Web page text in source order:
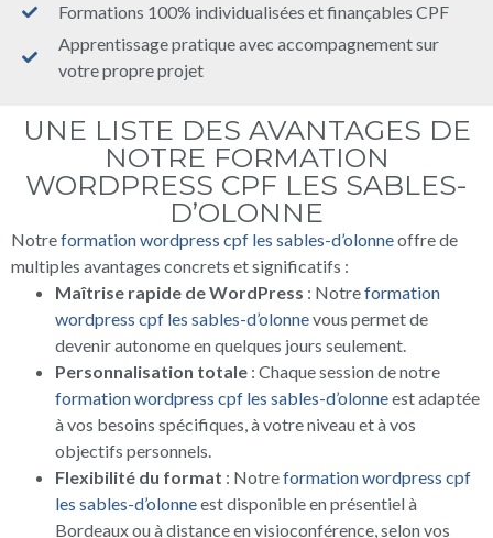
Formations 100% individualisées et finançables CPF
Apprentissage pratique avec accompagnement sur
votre propre projet
UNE LISTE DES AVANTAGES DE
NOTRE FORMATION
WORDPRESS CPF LES SABLES-
D’OLONNE
Notreformation wordpress cpf les sables-d’olonneoffre de
multiples avantages concrets et significatifs :
Maîtrise rapide de WordPress : Notreformation
wordpress cpf les sables-d’olonnevous permet de
devenir autonome en quelques jours seulement.
Personnalisation totale : Chaque session de notre
formation wordpress cpf les sables-d’olonneest adaptée
à vos besoins spécifiques, à votre niveau et à vos
objectifs personnels.
Flexibilité du format : Notreformation wordpress cpf
les sables-d’olonneest disponible en présentiel à
Bordeaux ou à distance en visioconférence, selon vos